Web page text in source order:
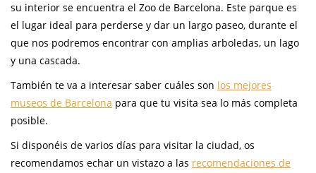
su interior se encuentra el Zoo de Barcelona. Este parque es
el lugar ideal para perderse y dar un largo paseo, durante el
que nos podremos encontrar con amplias arboledas, un lago
y una cascada.
También te va a interesar saber cuáles son los mejores
museos de Barcelona para que tu visita sea lo más completa
posible.
Si disponéis de varios días para visitar la ciudad, os
recomendamos echar un vistazo a las recomendaciones de